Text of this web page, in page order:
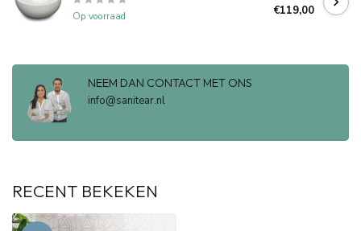
Op voorraad
€119,00
NEEM DAN CONTACT MET ONS
info@sanitear.nl
RECENT BEKEKEN